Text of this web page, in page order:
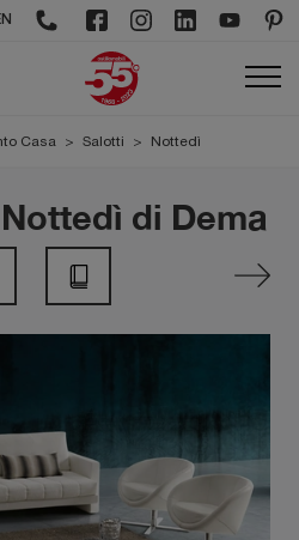
Casa > Salotti > Nottedì
di Dema